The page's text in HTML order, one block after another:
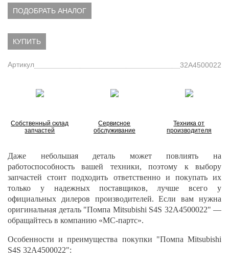
ПОДОБРАТЬ АНАЛОГ
КУПИТЬ
Артикул 32A4500022
Собственный склад
запчастей
Сервисное
обслуживание
Техника от
производителя
Даже небольшая деталь может повлиять на
работоспособность вашей техники, поэтому к выбору
запчастей стоит подходить ответственно и покупать их
только у надежных поставщиков, лучше всего у
официальных дилеров производителей. Если вам нужна
оригинальная деталь "Помпа Mitsubishi S4S 32A4500022" —
обращайтесь в компанию «МС-партс».
Особенности и преимущества покупки "Помпа Mitsubishi
S4S 32A4500022":